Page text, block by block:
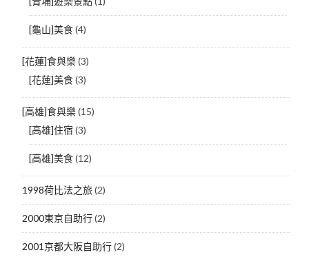
[龜山]美食(4)
[花蓮]食與樂(3)
[花蓮]美食(3)
[高雄]食與樂(15)
[高雄]住宿 (3)
[高雄]美食(12)
1998荷比法之旅(2)
2000東京自助行(2)
2001京都大阪自助行(2)